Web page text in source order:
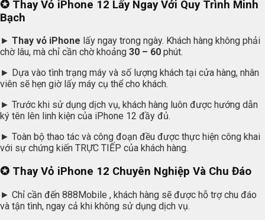
✪ Thay Vỏ iPhone 12 Lấy Ngay Với Quy Trình Minh
Bạch
► Thay vỏ iPhone lấy ngay trong ngày. Khách hàng không phải
chờ lâu, mà chỉ cần chờ khoảng 30 – 60 phút.
► Dựa vào tình trạng máy và số lượng khách tại cửa hàng, nhân
viên sẽ hẹn giờ lấy máy cụ thể cho khách.
► Trước khi sử dụng dịch vụ, khách hàng luôn được hướng dẫn
ký tên lên linh kiện của iPhone 12 đầy đủ.
► Toàn bộ thao tác và công đoạn đều được thực hiện công khai
với sự chứng kiến TRỰC TIẾP của khách hàng.
✪ Thay Vỏ iPhone 12 Chuyên Nghiệp Và Chu Đáo
► Chỉ cần đến 888Mobile , khách hàng sẽ được hỗ trợ chu đáo
và tận tình, ngay cả khi không sử dụng dịch vụ.